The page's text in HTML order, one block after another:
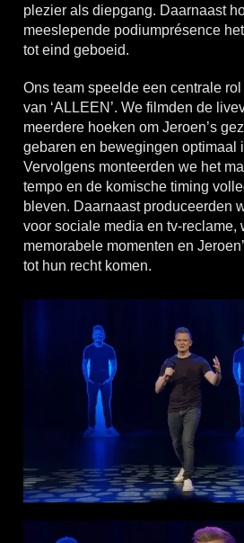
plezier als diepgang. Daarnaast
meeslepende podiumprésence
tot eind geboeid.
Ons team speelde een centrale
van ‘ALLEEN’. We filmden de
meerdere hoeken om Jeroen’s
gebaren en bewegingen optimaal
Vervolgens monteerden we het
tempo en de komische timing
bleven. Daarnaast produceerden
voor sociale media en tv-reclame,
memorabele momenten en
tot hun recht komen.